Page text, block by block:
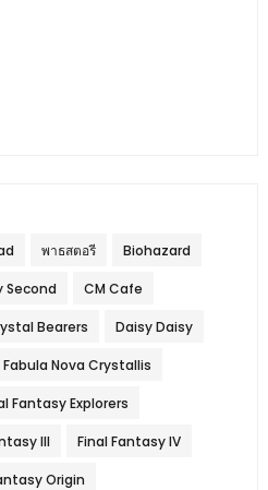
พาธสตอรี Biohazard
Second CM Cafe
Bearers Daisy Daisy
Fabula Nova Crystallis
Fantasy Explorers
III Final Fantasy IV
Origin